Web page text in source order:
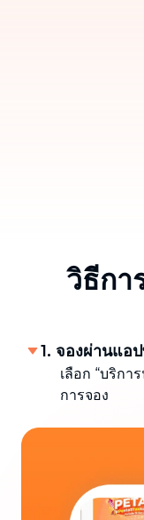
วิธีกา
1. จองผ่านแอ
เลือก “บริกา
การจอง